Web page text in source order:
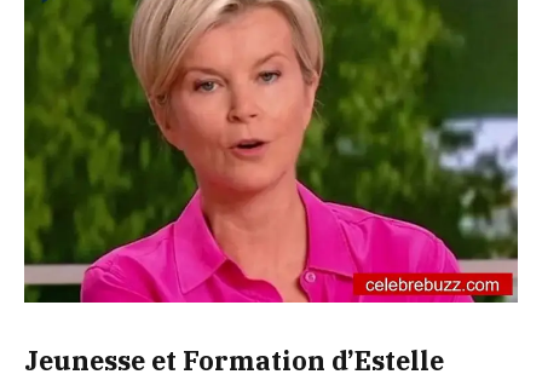
Jeunesse et Formation d’Estelle